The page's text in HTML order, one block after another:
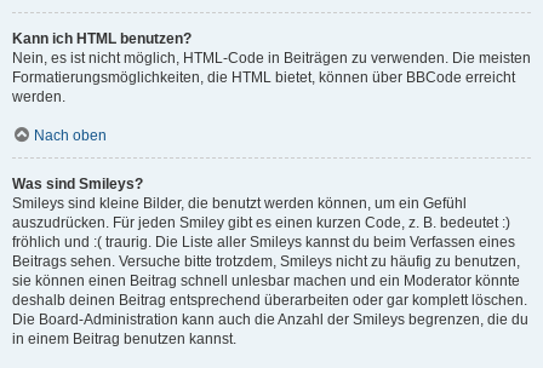
Kann ich HTML benutzen?
Nein, es ist nicht möglich, HTML-Code in Beiträgen zu verwenden. Die meisten
Formatierungsmöglichkeiten, die HTML bietet, können über BBCode erreicht
werden.
Nach oben
Was sind Smileys?
Smileys sind kleine Bilder, die benutzt werden können, um ein Gefühl
auszudrücken. Für jeden Smiley gibt es einen kurzen Code, z. B. bedeutet :)
fröhlich und :( traurig. Die Liste aller Smileys kannst du beim Verfassen eines
Beitrags sehen. Versuche bitte trotzdem, Smileys nicht zu häufig zu benutzen,
sie können einen Beitrag schnell unlesbar machen und ein Moderator könnte
deshalb deinen Beitrag entsprechend überarbeiten oder gar komplett löschen.
Die Board-Administration kann auch die Anzahl der Smileys begrenzen, die du
in einem Beitrag benutzen kannst.